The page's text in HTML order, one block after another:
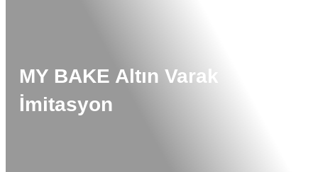
MY BAKE Altın Varak
İmitasyon